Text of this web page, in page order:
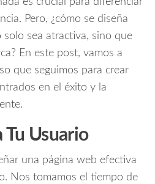
Pero, ¿cómo se diseña
sea atractiva, sino que
En este post, vamos a
que seguimos para crear
en el éxito y la
Tu Usuario
una página web efectiva
Nos tomamos el tiempo de